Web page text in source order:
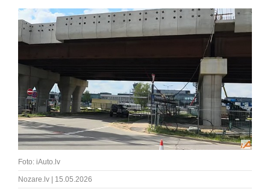
Foto: iAuto.lv
Nozare.lv | 15.05.2026